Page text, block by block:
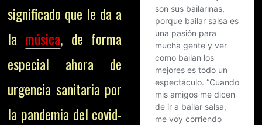
significado que le da a
la música, de forma
especial ahora de
urgencia sanitaria por
la pandemia del covid-